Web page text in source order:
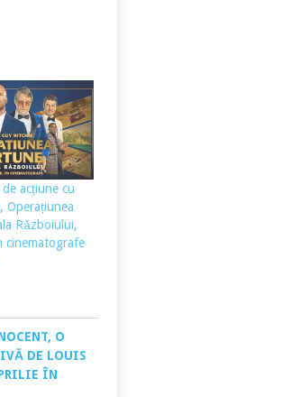
acțiune cu
Operațiunea
Războiului,
cinematografe
O
DE LOUIS
ÎN